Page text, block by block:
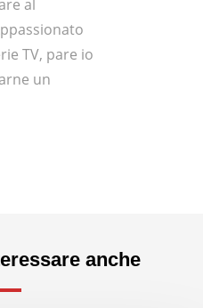
al
TV, pare io
un
anche